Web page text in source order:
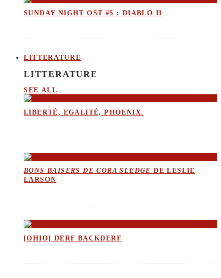
SUNDAY NIGHT OST #5 : DIABLO II
LITTERATURE
LITTERATURE
SEE ALL
LIBERTÉ, EGALITÉ, PHOENIX.
BONS BAISERS DE CORA SLEDGE DE LESLIE
LARSON
[OHIO] DERF BACKDERF